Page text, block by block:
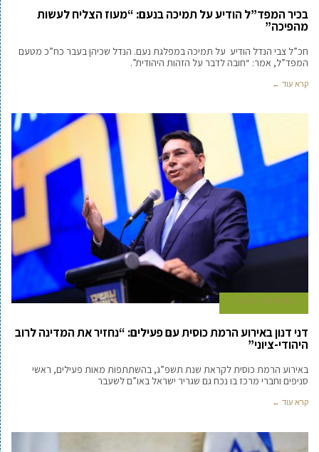
בכיר המפד”ל הודיע על תמיכה בנעם: “מעוז הצליח לעשות
מהפיכה”
חכ”ל צבי הנדל הודיע על תמיכה במפלגת נעם. הנדל שכיהן בעבר כח”כ מטעם
המפד”ל, אמר: “חובה לדבר על הזהות היהודית”.
קרא עוד ←
1 בספטמבר 2022
דני דנון באירוע הרמת כוסית עם פעילים: “נחזיר את המדינה לרוב
היהודי-ציוני”
באירוע הרמת כוסית לקראת שנת תשפ”ג, בהשתתפות מאות פעילים, ראשי
סניפים וחברי מרכז בו נכח גם שגריר ישראל באו”ם לשעבר
קרא עוד ←